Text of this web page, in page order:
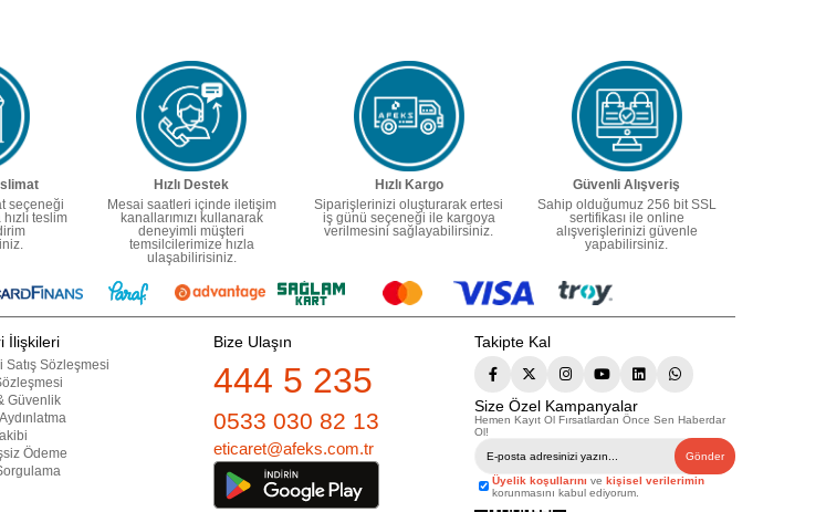
seçeneği
teslim
Hızlı Destek
Mesai saatleri içinde iletişim
kanallarımızı kullanarak
deneyimli müşteri
temsilcilerimize hızla
ulaşabilirisiniz.
Hızlı Kargo
Siparişlerinizi oluşturarak ertesi
iş günü seçeneği ile kargoya
verilmesini sağlayabilirsiniz.
Güvenli Alışveriş
Sahip olduğumuz 256 bit SSL
sertifikası ile online
alışverişlerinizi güvenle
yapabilirsiniz.
İlişkileri
Satış Sözleşmesi
Güvenlik
Ödeme
Bize Ulaşın
444 5 235
0533 030 82 13
eticaret@afeks.com.tr
Takipte Kal
Size Özel Kampanyalar
Hemen Kayıt Ol Fırsatlardan Önce Sen Haberdar
Ol!
Gönder
Üyelik koşullarını ve kişisel verilerimin
korunmasını kabul ediyorum.